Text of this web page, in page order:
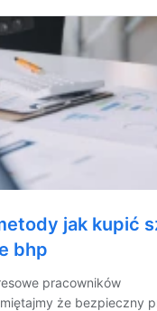
jak kupić
bhp
pracowników
że bezpieczny